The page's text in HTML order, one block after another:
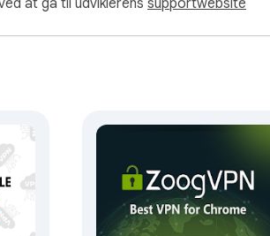
med Manifest V3 (MV3) og
at gå til udviklerens supportwebsite